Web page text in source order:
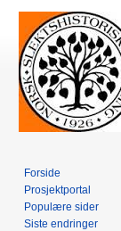
Forside
Prosjektportal
Populære sider
Siste endringer